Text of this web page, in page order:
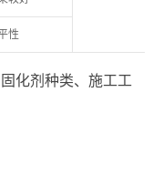
性
化剂种类、施工工